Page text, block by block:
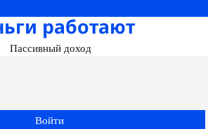
работают
Пассивный доход
Войти